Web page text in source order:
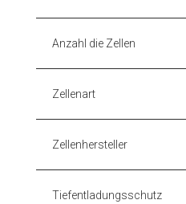
Anzahl die Zellen
Zellenart
Zellenhersteller
Tiefentladungsschutz